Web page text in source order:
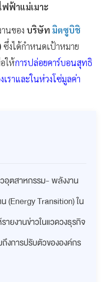
ฟฟ้าแม่เมาะ
นของ บริษัท มิตซูบิชิ
ซึ่งได้กำหนดเป้าหมาย
ให้การปล่อยคาร์บอนสุทธิ
ราและในห่วงโซ่มูลค่า
อุตสาหกรรม- พลังงาน
(Energy Transition) ใน
ายงานข่าวในแวดวงธุรกิจ
งการปรับตัวขององค์กร